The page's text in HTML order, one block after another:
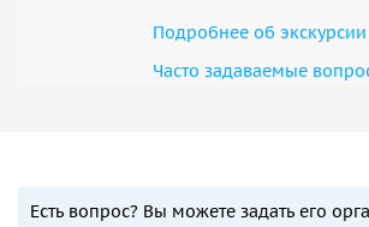
Подробнее об экскурсии
Часто задаваемые
Есть вопрос? Вы можете задать его